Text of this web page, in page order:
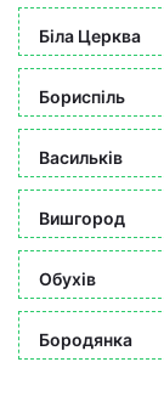
Біла Церква
Бориспіль
Васильків
Вишгород
Обухів
Бородянка